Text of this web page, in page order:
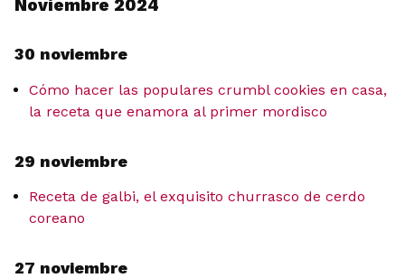
Noviembre 2024
30 noviembre
Cómo hacer las populares crumbl cookies en casa,
la receta que enamora al primer mordisco
29 noviembre
Receta de galbi, el exquisito churrasco de cerdo
coreano
27 noviembre